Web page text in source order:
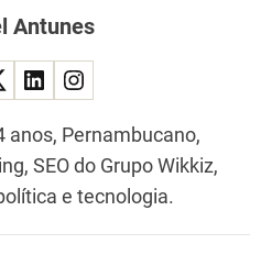
Antunes
anos, Pernambucano,
SEO do Grupo Wikkiz,
e tecnologia.